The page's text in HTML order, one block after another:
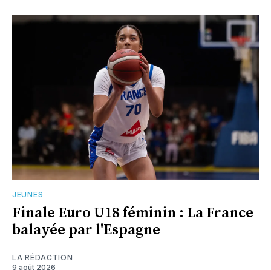
JEUNES
Finale Euro U18 féminin : La France
balayée par l'Espagne
LA RÉDACTION
9 août 2026